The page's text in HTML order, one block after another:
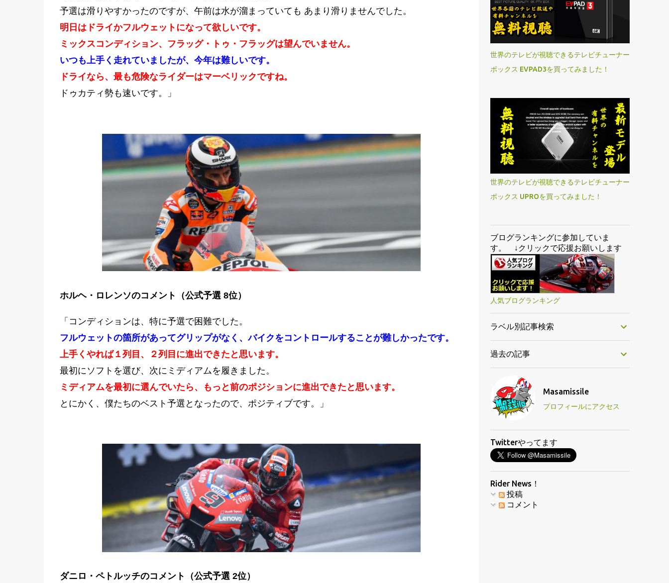
予選は滑りやすかったのですが、午前は水が溜まっていても あまり滑りませんでした。
明日はドライかフルウェットになって欲しいです。
ミックスコンディション、フラッグ・トゥ・フラッグは望んでいません。
いつも上手く走れていましたが、今年は難しいです。
ドライなら、最も危険なライダーはマーベリックですね。
ドゥカティ勢も速いです。」
ホルヘ・ロレンソのコメント（公式予選 8位）
「コンディションは、特に予選で困難でした。
フルウェットの箇所があってグリップがなく、バイクをコントロールすることが難しかったです。
上手くやれば１列目、２列目に進出できたと思います。
最初にソフトを選び、次にミディアムを履きました。
ミディアムを最初に選んでいたら、もっと前のポジションに進出できたと思います。
とにかく、僕たちのベスト予選となったので、ポジティブです。」
ダニロ・ペトルッチのコメント（公式予選 2位）
世界のテレビが視聴できるテレビチューナー
ボックス EVPAD3を買ってみました！
世界のテレビが視聴できるテレビチューナー
ボックス UPROを買ってみました！
ブログランキングに参加していま
す。 ↓クリックで応援お願いします
人気ブログランキング
ラベル別記事検索
過去の記事
Masamissile
プロフィールにアクセス
Twitterやってます
Rider News！
投稿
コメント